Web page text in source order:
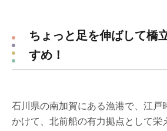
ちょっと足を伸ばして橋
すめ！
石川県の南加賀にある漁港で、江戸
かけて、北前船の有力拠点として栄